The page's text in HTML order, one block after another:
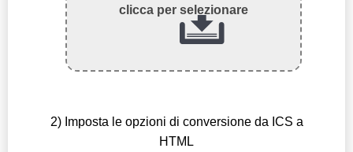
clicca per selezionare
2) Imposta le opzioni di conversione da ICS a
HTML